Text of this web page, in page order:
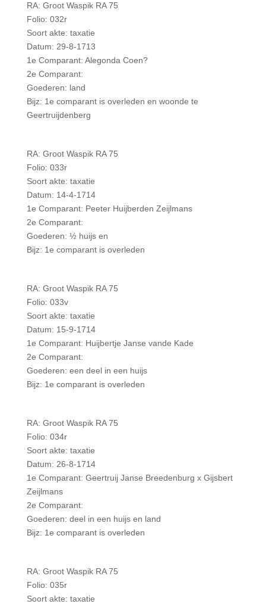
RA: Groot Waspik RA 75
Folio: 032r
Soort akte: taxatie
Datum: 29-8-1713
1e Comparant: Alegonda Coen?
2e Comparant:
Goederen: land
Bijz: 1e comparant is overleden en woonde te
Geertruijdenberg
RA: Groot Waspik RA 75
Folio: 033r
Soort akte: taxatie
Datum: 14-4-1714
1e Comparant: Peeter Huijberden Zeijlmans
2e Comparant:
Goederen: ½ huijs en
Bijz: 1e comparant is overleden
RA: Groot Waspik RA 75
Folio: 033v
Soort akte: taxatie
Datum: 15-9-1714
1e Comparant: Huijbertje Janse vande Kade
2e Comparant:
Goederen: een deel in een huijs
Bijz: 1e comparant is overleden
RA: Groot Waspik RA 75
Folio: 034r
Soort akte: taxatie
Datum: 26-8-1714
1e Comparant: Geertruij Janse Breedenburg x Gijsbert
Zeijlmans
2e Comparant:
Goederen: deel in een huijs en land
Bijz: 1e comparant is overleden
RA: Groot Waspik RA 75
Folio: 035r
Soort akte: taxatie